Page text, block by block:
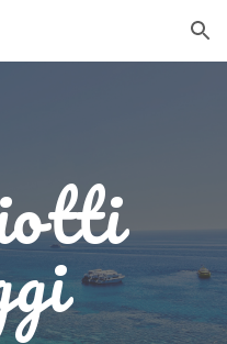
Skip to navigation